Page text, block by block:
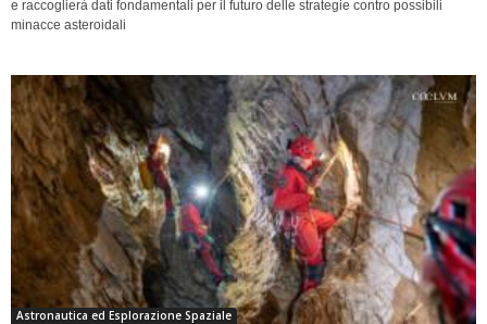
e raccoglierà dati fondamentali per il futuro delle strategie contro possibili
minacce asteroidali
Astronautica ed Esplorazione Spaziale